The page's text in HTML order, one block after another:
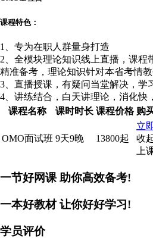
课程特色：
1、专为在职人群量身打造
2、全模块理论知识线上直播，课程
精准备考，理论知识针对本省考情教
3、直播授课，有疑问当堂解决，学
4、讲练结合，白天讲理论，消化快
课程名称
课时时长 课程价格 购
OMO面试班 9天9晚 13800起
立
收
上
一节好网课 助你高效备考!
一本好教材让你好好学习!
学员评价